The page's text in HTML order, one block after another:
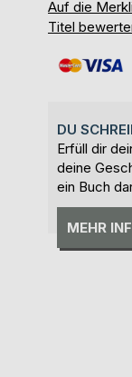
Auf die
Titel
DU
Erfüll dir
deine
ein Buch
MEHR